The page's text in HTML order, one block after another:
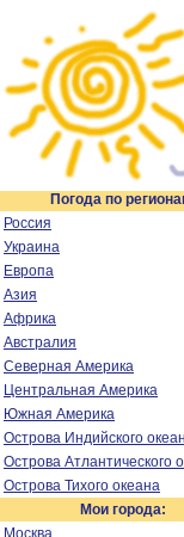
Погода по
Россия
Украина
Европа
Азия
Африка
Австралия
Северная Америка
Центральная Америка
Южная Америка
Острова Индийского
Острова Атлантического
Острова Тихого океана
Мои города:
Москва